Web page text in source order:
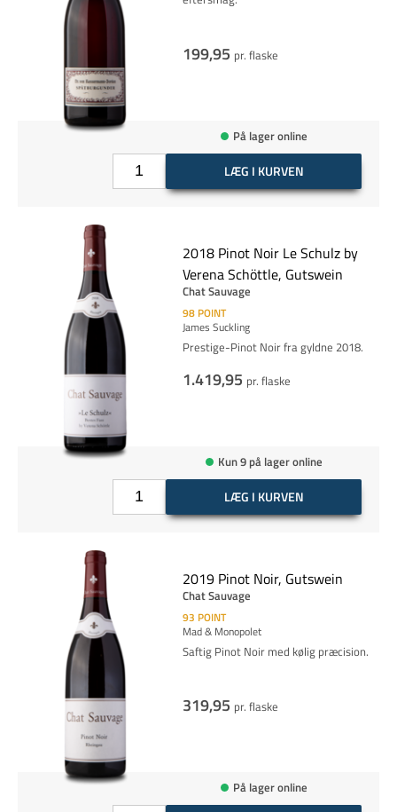
199,95 pr. flaske
På lager online
LÆG I KURVEN
2018 Pinot Noir Le Schulz by
Verena Schöttle, Gutswein
Chat Sauvage
98 POINT
James Suckling
Prestige-Pinot Noir fra gyldne 2018.
1.419,95 pr. flaske
Kun 9 på lager online
LÆG I KURVEN
2019 Pinot Noir, Gutswein
Chat Sauvage
93 POINT
Mad & Monopolet
Saftig Pinot Noir med kølig præcision.
319,95 pr. flaske
På lager online